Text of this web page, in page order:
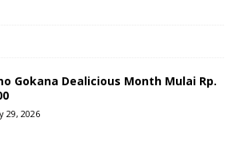
Gokana Dealicious Month Mulai Rp.
29, 2026